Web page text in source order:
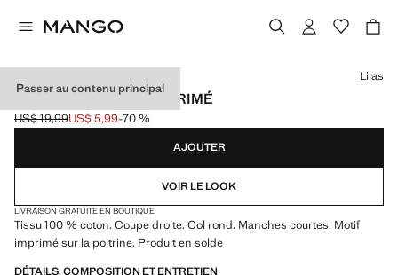
Passer au contenu principal
T-SHIRT EN COTON IMPRIMÉ
Prix initial barré [US$ 19,99 ]
US$ 19,99
Prix actuel [US$ 5,99 ]
US$ 5,99-70 %
Choisissez une couleur
Lilas
AJOUTER
VOIR LE LOOK
LIVRAISON GRATUITE EN BOUTIQUE
Tissu 100 % coton. Coupe droite. Col rond. Manches courtes. Motif
imprimé sur la poitrine. Produit en solde
DÉTAILS, COMPOSITION ET ENTRETIEN